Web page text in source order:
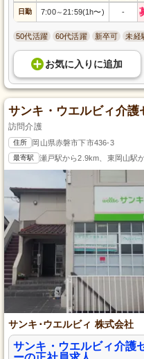
日勤 7:00～21:59(1h〜) -
50代活躍 60代活躍 新卒可 未経
お気に入り に追加
サンキ・ウエルビィ介護
訪問介護
住所 岡山県赤磐市下市436-3
最寄駅 瀬戸駅から2.9km、東岡山駅
サンキ･ウエルビィ 株式会社
サンキ・ウエルビィ介護